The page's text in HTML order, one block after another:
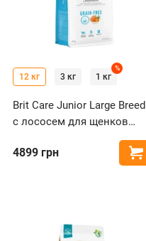
12 кг 3 кг 1 кг
%
Brit Care Junior Large Breed
с лососем для щенков
4899 грн